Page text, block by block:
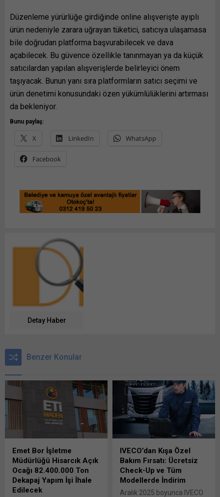
Düzenleme yürürlüğe girdiğinde online alışverişte ayıplı
ürün nedeniyle zarara uğrayan tüketici, satıcıya ulaşamasa
bile doğrudan platforma başvurabilecek ve dava
açabilecek. Bu güvence özellikle tanınmayan ya da küçük
satıcılardan yapılan alışverişlerde belirleyici önem
taşıyacak. Bunun yanı sıra platformların satıcı seçimi ve
ürün denetimi konusundaki özen yükümlülüklerini artırması
da bekleniyor.
Bunu paylaş:
X LinkedIn WhatsApp
Facebook
Detay Haber
Benzer Konular
Emet Bor İşletme
Müdürlüğü Hisarcık Açık
Ocağı 82.400.000 Ton
Dekapaj Yapım İşi İhale
Edilecek
IVECO’dan Kışa Özel
Bakım Fırsatı: Ücretsiz
Check-Up ve Tüm
Modellerde İndirim
Aralık 2025 boyunca IVECO